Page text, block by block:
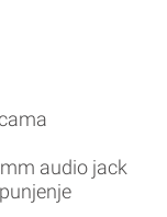
audio jack